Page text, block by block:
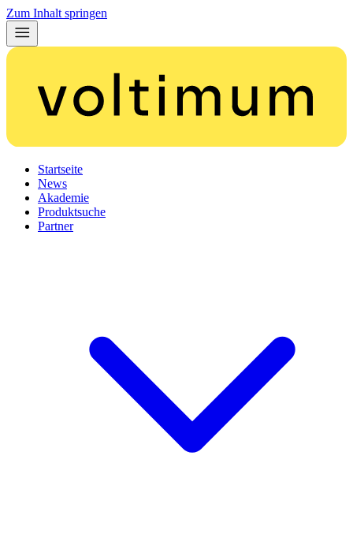
Zum Inhalt springen
Startseite
News
Akademie
Produktsuche
Partner